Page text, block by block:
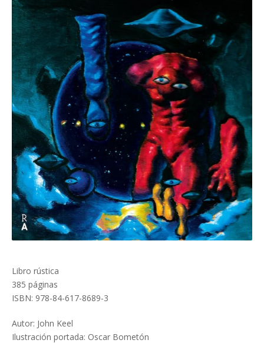
Libro rústica
385 páginas
ISBN: 978-84-617-8689-3
Autor: John Keel
Ilustración portada: Oscar Bometón